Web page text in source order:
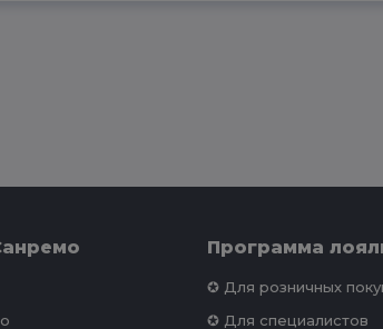
Программа
✪ Для розничных
✪ Для специалистов